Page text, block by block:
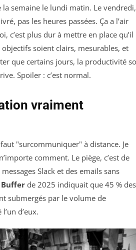
semaine le lundi matin. Le vendredi,
pas les heures passées. Ça a l’air
c’est plus dur à mettre en place qu’il
objectifs soient clairs, mesurables, et
que certains jours, la productivité
Spoiler : c’est normal.
vraiment
"surcommuniquer" à distance. Je
comment. Le piège, c’est de
Slack et des emails sans
Buffer de 2025 indiquait que 45 % des
submergés par le volume de
d’eux.